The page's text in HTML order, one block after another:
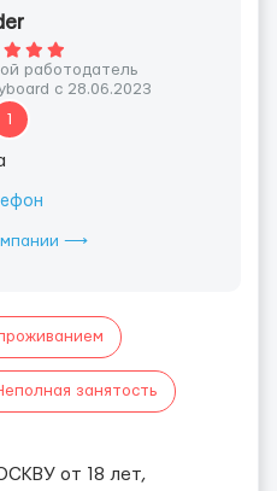
работодатель
с 28.06.2023
1
⟶
занятость
от 18 лет,